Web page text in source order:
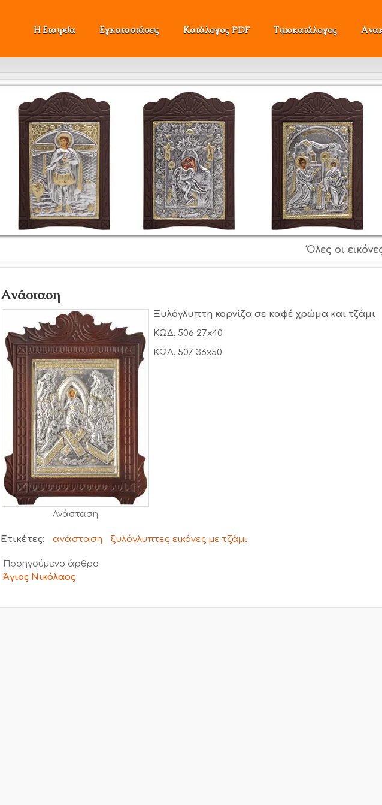
Η Εταιρεία Εγκαταστάσεις Κατάλογος PDF Τιμοκατάλογος
Όλες οι εικόνες
Ανάσταση
Ανάσταση
Ξυλόγλυπτη κορνίζα σε καφέ χρώμα και τζάμι
ΚΩΔ. 506 27x40
ΚΩΔ. 507 36x50
Ετικέτες: ανάσταση ξυλόγλυπτες εικόνες με τζάμι
Προηγούμενο άρθρο
Άγιος Νικόλαος